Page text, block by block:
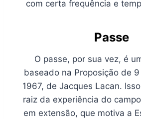
com certa frequência e
Passe
O passe, por sua vez, é
baseado na Proposição de
1967, de Jacques Lacan.
raiz da experiência do
em extensão, que motiva a